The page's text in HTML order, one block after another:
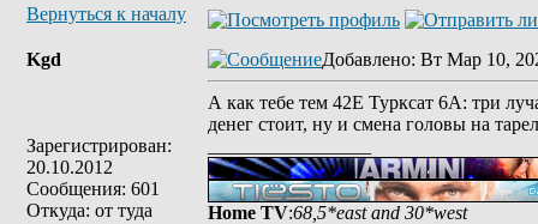
Вернуться к началу
Kgd
Зарегистрирован:
20.10.2012
Сообщения: 601
Откуда: от туда
Добавлено: Вт Мар 10,
А как тебе тем 42Е Турксат 6А: три
денег стоит, ну и смена головы на
Home TV:68,5*east and 30*west